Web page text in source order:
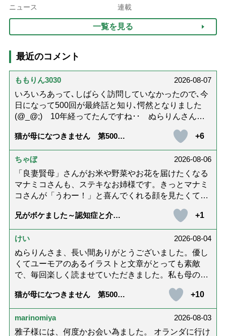
ぐ「揺れる一粒」の使い分
ニュース 連載
一覧を見る
最近のコメント
ももりん3030
2026-08-07
いろいろあって､しばらく訪問していなかったので､今
日になって500回が最終話と知り､愕然となりました
(@_@;) 10年経ってたんですね･･ ぬらりんさんの
護では身内に理解してもらえないもどかしさを感じた
り､いろいろありましたが､ぬらりんさんの文章を読ん
で心救われたことが多々ありました。不定期での近況
報告を心待ちにしています。さびちゃん・隊長と､健
やかにお過ごしくださいね。ご多幸をお祈りしていま
す☆*゜
猫が母になつきません 第500話
+6
ちゃぼ
2026-08-06
「良妻賢母」さんがお米や野菜やお花を届けたくなる
マナミコさんも、ステキなお姉様です。きっとマナミ
コさんが「うわー！」と喜んでくれる顔を見たくて、
す。 お二人とも良いお友達ですね。
兄がボケました～認知症と介護
が届きました」
+1
けい
2026-08-04
ぬらりんさま、長い間ありがとうございました。優し
くてユーモアのあるイラストと文章がとっても素敵
で、毎回楽しく読ませていただきました。私も母の介
がないのが寂しくてたまりませんが、いろんなエピソ
ード思い出したりしながら頑張っていこうと思いま
す。不定期でもいいので、また会えますように。書籍
化も希望です！本当にありがとうございました。
猫が母になつきません 第500話
+10
marinomiya
2026-08-03
雅子様には、何度かお会い為ました。 オランダに行け